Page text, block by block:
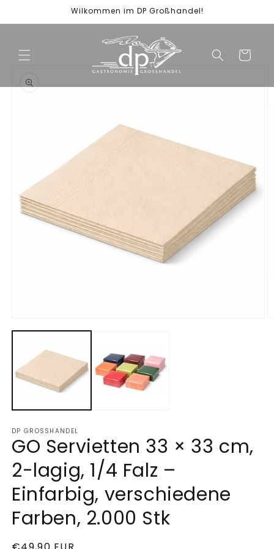
Inhalt
Wilkommen im DP Großhandel!
Warenkorb
1
öffnen
DP GROSSHANDEL
GO Servietten 33 × 33 cm,
2-lagig, 1/4 Falz –
Einfarbig, verschiedene
Farben, 2.000 Stk